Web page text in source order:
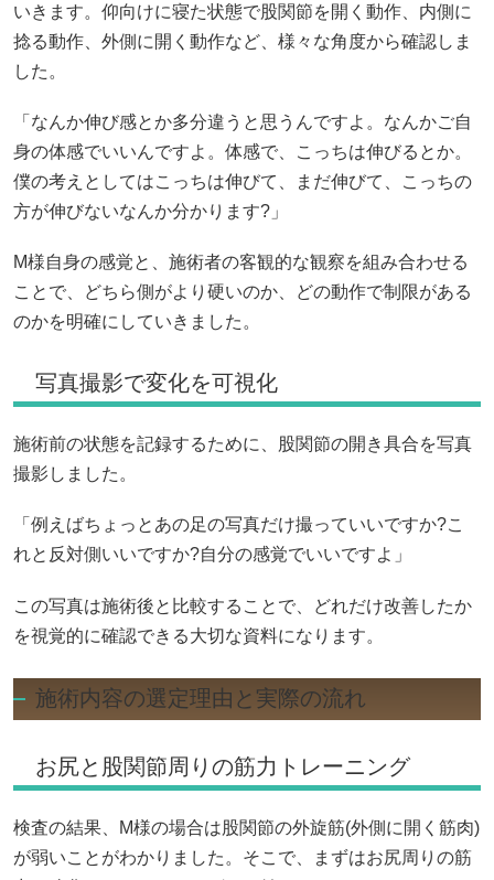
いきます。仰向けに寝た状態で股関節を開く動作、内側に
捻る動作、外側に開く動作など、様々な角度から確認しま
した。
「なんか伸び感とか多分違うと思うんですよ。なんかご自
身の体感でいいんですよ。体感で、こっちは伸びるとか。
僕の考えとしてはこっちは伸びて、まだ伸びて、こっちの
方が伸びないなんか分かります?」
M様自身の感覚と、施術者の客観的な観察を組み合わせる
ことで、どちら側がより硬いのか、どの動作で制限がある
のかを明確にしていきました。
写真撮影で変化を可視化
施術前の状態を記録するために、股関節の開き具合を写真
撮影しました。
「例えばちょっとあの足の写真だけ撮っていいですか?こ
れと反対側いいですか?自分の感覚でいいですよ」
この写真は施術後と比較することで、どれだけ改善したか
を視覚的に確認できる大切な資料になります。
施術内容の選定理由と実際の流れ
お尻と股関節周りの筋力トレーニング
検査の結果、M様の場合は股関節の外旋筋(外側に開く筋肉)
が弱いことがわかりました。そこで、まずはお尻周りの筋